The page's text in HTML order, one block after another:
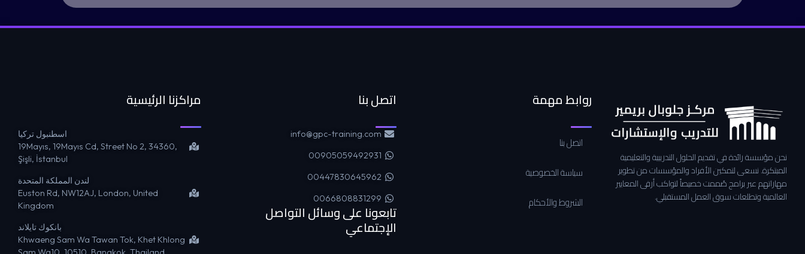
نحن مؤسسة رائدة في تقديم الحلول التدريبية والتعليمية
المبتكرة. نسعى لتمكين الأفراد والمؤسسات من تطوير
مهاراتهم عبر برامج صُممت خصيصاً لتواكب أرقى المعايير
العالمية وتطلعات سوق العمل المستقبلي.
روابط مهمة
اتصل بنا
سياسة الخصوصية
الشروط والأحكام
اتصل بنا
info@gpc-training.com
00905059492931
00447830645962
0066808831299
تابعونا على وسائل التواصل
الإجتماعي
مراكزنا الرئيسية
اسطنبول تركيا
19Mayıs, 19Mayıs Cd, Street No 2, 34360,
Şişli, İstanbul
لندن المملكة المتحدة
Euston Rd, NW12AJ, London, United
Kingdom
بانكوك تايلاند
Khwaeng Sam Wa Tawan Tok, Khet Khlong